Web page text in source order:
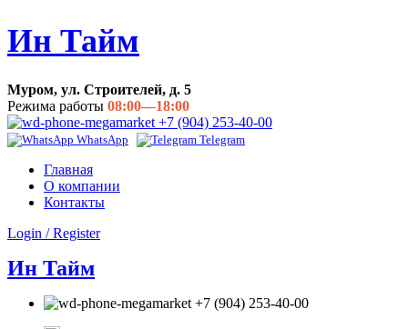
Ин Тайм
Муром, ул. Строителей, д. 5
Режима работы 08:00—18:00
+7 (904) 253-40-00
WhatsApp Telegram
Главная
О компании
Контакты
Login / Register
Ин Тайм
+7 (904) 253-40-00